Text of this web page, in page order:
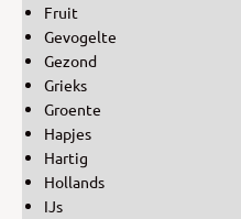
Fruit
Gevogelte
Gezond
Grieks
Groente
Hapjes
Hartig
Hollands
IJs